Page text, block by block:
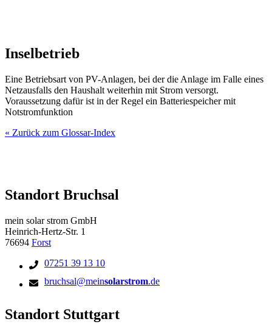
Inselbetrieb
Eine Betriebsart von PV-Anlagen, bei der die Anlage im Falle eines
Netzausfalls den Haushalt weiterhin mit Strom versorgt.
Voraussetzung dafür ist in der Regel ein Batteriespeicher mit
Notstromfunktion
« Zurück zum Glossar-Index
Standort Bruchsal
mein solar strom GmbH
Heinrich-Hertz-Str. 1
76694 Forst
07251 39 13 10
bruchsal@meinsolarstrom.de
Standort Stuttgart